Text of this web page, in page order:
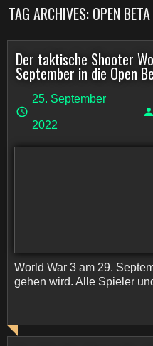
TAG ARCHIVES: OPEN BETA
Der taktische Shooter
September in die Open
25. September
2022
World War 3 am 29.
gehen wird. Alle Spieler